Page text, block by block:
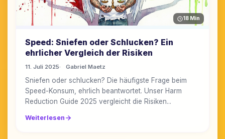
18 Min
Speed: Sniefen oder Schlucken? Ein
ehrlicher Vergleich der Risiken
11. Juli 2025 Gabriel Maetz
Sniefen oder schlucken? Die häufigste Frage beim
Speed-Konsum, ehrlich beantwortet. Unser Harm
Reduction Guide 2025 vergleicht die Risiken...
Weiterlesen